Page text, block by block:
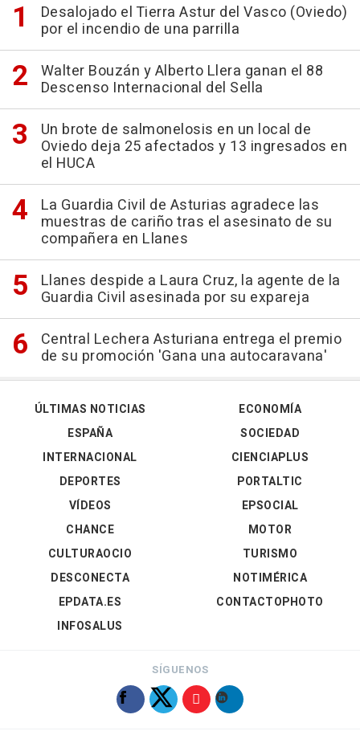
Desalojado el Tierra Astur del Vasco (Oviedo)
por el incendio de una parrilla
Walter Bouzán y Alberto Llera ganan el 88
Descenso Internacional del Sella
Un brote de salmonelosis en un local de
Oviedo deja 25 afectados y 13 ingresados en
el HUCA
La Guardia Civil de Asturias agradece las
muestras de cariño tras el asesinato de su
compañera en Llanes
Llanes despide a Laura Cruz, la agente de la
Guardia Civil asesinada por su expareja
Central Lechera Asturiana entrega el premio
de su promoción 'Gana una autocaravana'
ÚLTIMAS NOTICIAS
ESPAÑA
INTERNACIONAL
DEPORTES
VÍDEOS
ECONOMÍA
SOCIEDAD
CIENCIAPLUS
PORTALTIC
EPSOCIAL
CHANCE
CULTURAOCIO
DESCONECTA
EPDATA.ES
INFOSALUS
MOTOR
TURISMO
NOTIMÉRICA
CONTACTOPHOTO
SÍGUENOS